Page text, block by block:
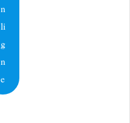
n
li
g
n
e